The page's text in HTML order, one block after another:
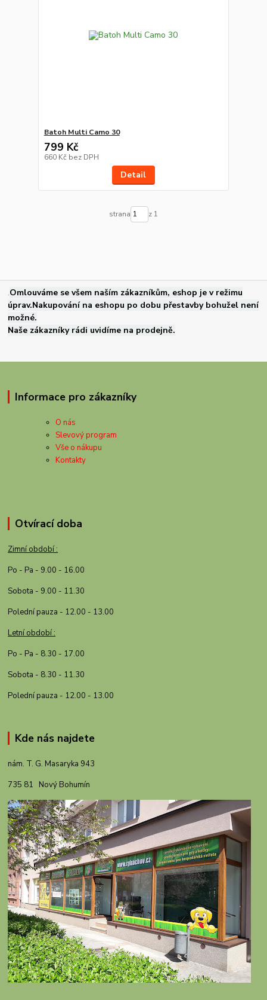
Batoh Multi Camo 30
799 Kč
660 Kč bez DPH
Detail
strana z 1
.Omlouváme se všem naším zákazníkům, eshop je v režimu
úprav.Nakupování na eshopu po dobu přestavby bohužel není
možné.
Naše zákazníky rádi uvidíme na prodejně.
Informace pro zákazníky
O nás
Slevový program
Vše o nákupu
Kontakty
Otvírací doba
Zimní období :
Po - Pa - 9.00 - 16.00
Sobota - 9.00 - 11.30
Polední pauza - 12.00 - 13.00
Letní období :
Po - Pa - 8.30 - 17.00
Sobota - 8.30 - 11.30
Polední pauza - 12.00 - 13.00
Kde nás najdete
nám. T. G. Masaryka 943
735 81 Nový Bohumín